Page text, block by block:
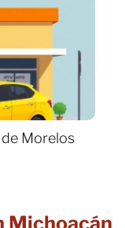
de Morelos
Michoacán